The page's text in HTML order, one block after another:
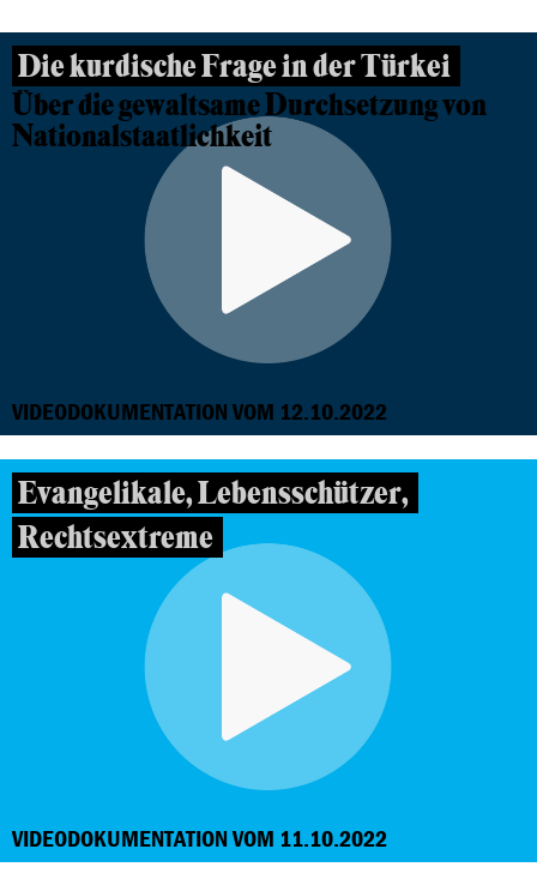
Die kurdische Frage in der Türkei
Über die gewaltsame Durchsetzung von
Nationalstaatlichkeit
VIDEODOKUMENTATION VOM 12.10.2022
Evangelikale, Lebensschützer,
Rechtsextreme
VIDEODOKUMENTATION VOM 11.10.2022